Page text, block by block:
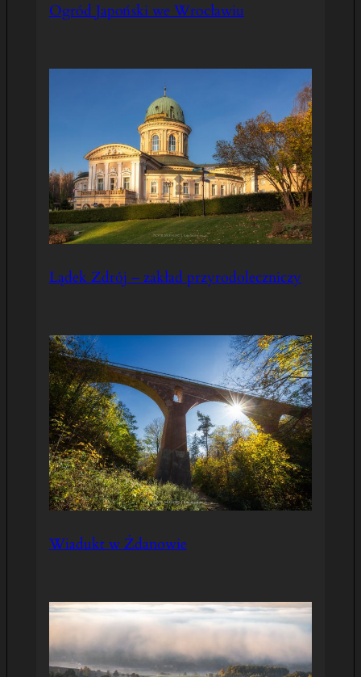
Ogród Japoński we Wrocławiu
Lądek Zdrój – zakład przyrodoleczniczy
Wiadukt w Żdanowie